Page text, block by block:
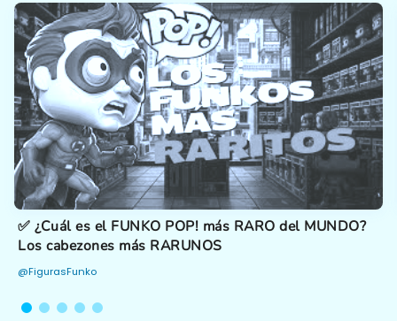
es el FUNKO POP! más RARO del MUNDO?
más RARUNOS
✅